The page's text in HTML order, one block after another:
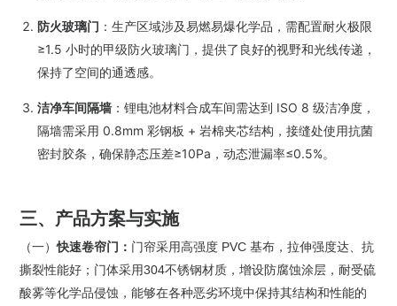
防火玻璃门 ：生产区域涉及易燃易爆化学品，需配置耐火极限
≥1.5 小时的甲级防火玻璃门，提供了良好的视野和光线传递，
保持了空间的通透感。
洁净车间隔墙 ：锂电池材料合成车间需达到 ISO 8 级洁净度，
隔墙需采用 0.8mm 彩钢板 + 岩棉夹芯结构，接缝处使用抗菌
密封胶条，确保静态压差≥10Pa，动态泄漏率≤0.5%。
三、产品方案与实施
（一）快速卷帘门： 门帘采用高强度 PVC 基布，拉伸强度达、抗
撕裂性能好；门体采用304不锈钢材质，增设防腐蚀涂层，耐受硫
酸雾等化学品侵蚀 ，能够在各种恶劣环境中保持其结构和性能的